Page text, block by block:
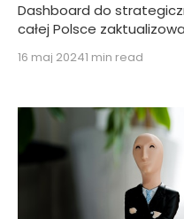
Dashboard do
całej Polsce
16 maj 20241 min read